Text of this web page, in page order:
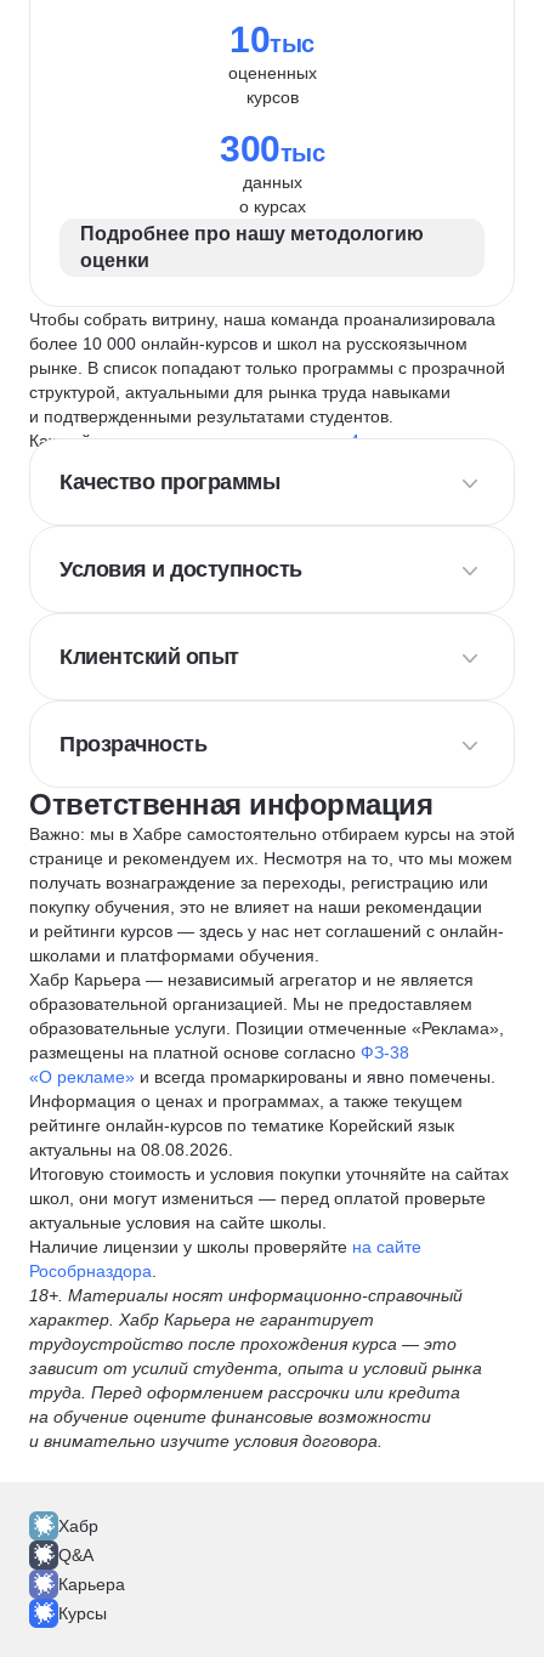
10тыс
оцененных
курсов
300тыс
данных
о курсах
Подробнее про нашу методологию
оценки
Чтобы собрать витрину, наша команда проанализировала
более 10 000 онлайн-курсов и школ на русскоязычном
рынке. В список попадают только программы с прозрачной
структурой, актуальными для рынка труда навыками
и подтвержденными результатами студентов.
Каждый курс и школу мы оцениваем по
4 критериям
Качество программы
Условия и доступность
Клиентский опыт
Прозрачность
Ответственная информация
Важно: мы в Хабре самостоятельно отбираем курсы на этой
странице и рекомендуем их. Несмотря на то, что мы можем
получать вознаграждение за переходы, регистрацию или
покупку обучения, это не влияет на наши рекомендации
и рейтинги курсов — здесь у нас нет соглашений с онлайн-
школами и платформами обучения.
Хабр Карьера — независимый агрегатор и не является
образовательной организацией. Мы не предоставляем
образовательные услуги. Позиции отмеченные «Реклама»,
размещены на платной основе согласно ФЗ-38
«О рекламе» и всегда промаркированы и явно помечены.
Информация о ценах и программах, а также текущем
рейтинге онлайн-курсов по тематике Корейский язык
актуальны на 08.08.2026.
Итоговую стоимость и условия покупки уточняйте на сайтах
школ, они могут измениться — перед оплатой проверьте
актуальные условия на сайте школы.
Наличие лицензии у школы проверяйте на сайте
Рособрназдора
18+. Материалы носят информационно-справочный
характер. Хабр Карьера не гарантирует
трудоустройство после прохождения курса — это
зависит от усилий студента, опыта и условий рынка
труда. Перед оформлением рассрочки или кредита
на обучение оцените финансовые возможности
и внимательно изучите условия договора.
Хабр
Q&A
Карьера
Курсы